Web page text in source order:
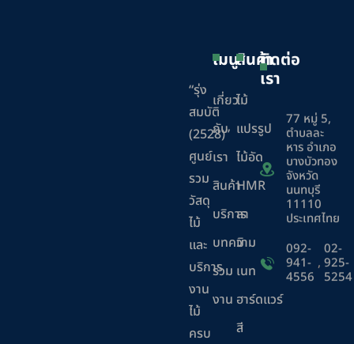
“รุ่ง
สมบัติ
(2528)”
ศูนย์
รวม
วัสดุ
ไม้
และ
บริการ
งาน
ไม้
ครบ
เมนู
เกี่ยว
กับ
เรา
สินค้า
บริการ
บทความ
ร่วม
งาน
สินค้า
ไม้
แปรรูป
ไม้อัด
HMR
ลา
มิ
เนท
ฮาร์ดแวร์
สี
ติดต่อ
เรา
77 หมู่ 5,
ตำบลละ
หาร อำเภอ
บางบัวทอง
จังหวัด
นนทบุรี
11110
ประเทศไทย
092-
941-
4556
,
02-
925-
5254